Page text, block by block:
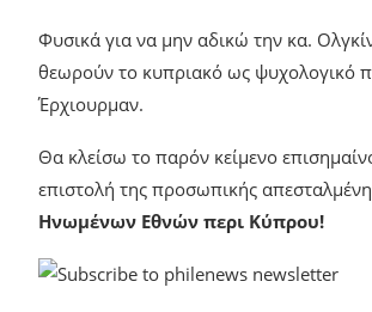
Φυσικά για να μην αδικώ την κα.
θεωρούν το κυπριακό ως ψυχολογικό
Έρχιουρμαν.
Θα κλείσω το παρόν κείμενο
επιστολή της προσωπικής
Ηνωμένων Εθνών περι Κύπρου!